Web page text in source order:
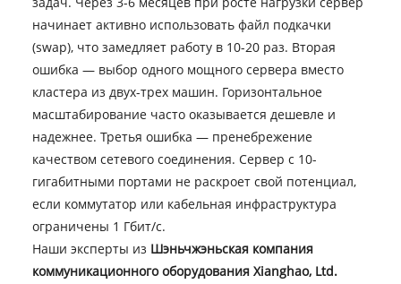
начинает активно использовать файл подкачки
(swap), что замедляет работу в 10-20 раз. Вторая
ошибка — выбор одного мощного сервера вместо
кластера из двух-трех машин. Горизонтальное
масштабирование часто оказывается дешевле и
надежнее. Третья ошибка — пренебрежение
качеством сетевого соединения. Сервер с 10-
гигабитными портами не раскроет свой потенциал,
если коммутатор или кабельная инфраструктура
ограничены 1 Гбит/с.
Наши эксперты из Шэньчжэньская компания
коммуникационного оборудования Xianghao, Ltd.